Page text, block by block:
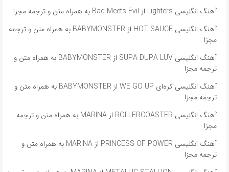
آهنگ انگلیسی Lighters از Bad Meets Evil به همراه متن و ترجمه مجزا
آهنگ انگلیسی HOT SAUCE از BABYMONSTER به همراه متن و ترجمه
مجزا
آهنگ انگلیسی SUPA DUPA LUV از BABYMONSTER به همراه متن و
ترجمه مجزا
آهنگ انگلیسی کره‌ای WE GO UP از BABYMONSTER به همراه متن و
ترجمه مجزا
آهنگ انگلیسی ROLLERCOASTER از MARINA به همراه متن و ترجمه
مجزا
آهنگ انگلیسی PRINCESS OF POWER از MARINA به همراه متن و
ترجمه مجزا